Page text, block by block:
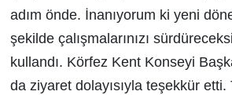
adım önde. İnanıyorum ki yeni
şekilde çalışmalarınızı
kullandı. Körfez Kent Konseyi
da ziyaret dolayısıyla teşekkür etti.